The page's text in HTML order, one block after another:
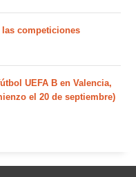
las competiciones
UEFA B en Valencia,
el 20 de septiembre)